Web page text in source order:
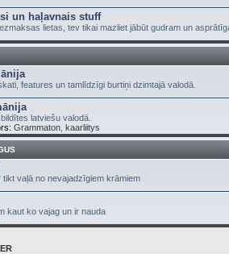
un haļavnais stuff
lietas, tev tikai mazliet jābūt gudram un
features un tamlīdzīgi burtiņi dzimtajā valodā.
latviešu valodā.
Grammaton kaarliitys
tikt vaļā no nevajadzīgiem krāmiem
kaut ko vajag un ir nauda